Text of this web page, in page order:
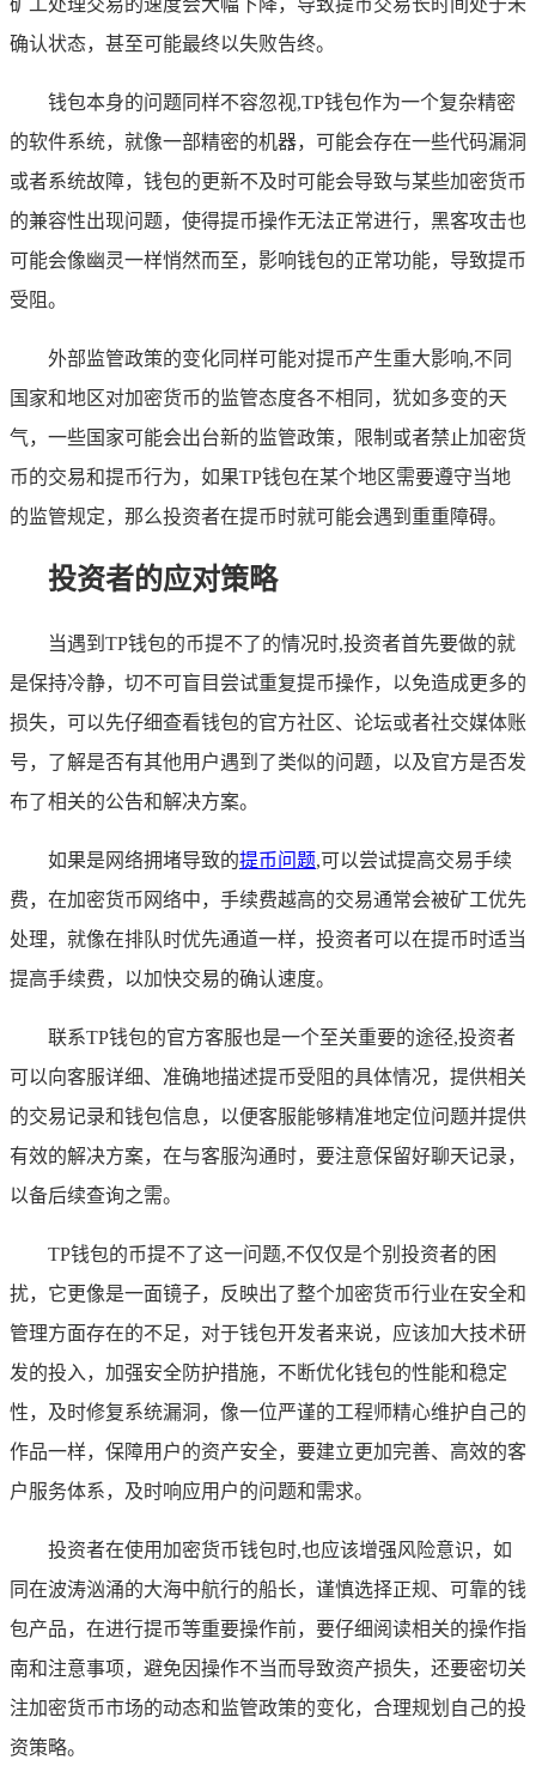
确认状态，甚至可能最终以失败告终。
钱包本身的问题同样不容忽视,TP钱包作为一个复杂精密
的软件系统，就像一部精密的机器，可能会存在一些代码漏洞
或者系统故障，钱包的更新不及时可能会导致与某些加密货币
的兼容性出现问题，使得提币操作无法正常进行，黑客攻击也
可能会像幽灵一样悄然而至，影响钱包的正常功能，导致提币
受阻。
外部监管政策的变化同样可能对提币产生重大影响,不同
国家和地区对加密货币的监管态度各不相同，犹如多变的天
气，一些国家可能会出台新的监管政策，限制或者禁止加密货
币的交易和提币行为，如果TP钱包在某个地区需要遵守当地
的监管规定，那么投资者在提币时就可能会遇到重重障碍。
投资者的应对策略
当遇到TP钱包的币提不了的情况时,投资者首先要做的就
是保持冷静，切不可盲目尝试重复提币操作，以免造成更多的
损失，可以先仔细查看钱包的官方社区、论坛或者社交媒体账
号，了解是否有其他用户遇到了类似的问题，以及官方是否发
布了相关的公告和解决方案。
如果是网络拥堵导致的提币问题,可以尝试提高交易手续
费，在加密货币网络中，手续费越高的交易通常会被矿工优先
处理，就像在排队时优先通道一样，投资者可以在提币时适当
提高手续费，以加快交易的确认速度。
联系TP钱包的官方客服也是一个至关重要的途径,投资者
可以向客服详细、准确地描述提币受阻的具体情况，提供相关
的交易记录和钱包信息，以便客服能够精准地定位问题并提供
有效的解决方案，在与客服沟通时，要注意保留好聊天记录，
以备后续查询之需。
TP钱包的币提不了这一问题,不仅仅是个别投资者的困
扰，它更像是一面镜子，反映出了整个加密货币行业在安全和
管理方面存在的不足，对于钱包开发者来说，应该加大技术研
发的投入，加强安全防护措施，不断优化钱包的性能和稳定
性，及时修复系统漏洞，像一位严谨的工程师精心维护自己的
作品一样，保障用户的资产安全，要建立更加完善、高效的客
户服务体系，及时响应用户的问题和需求。
投资者在使用加密货币钱包时,也应该增强风险意识，如
同在波涛汹涌的大海中航行的船长，谨慎选择正规、可靠的钱
包产品，在进行提币等重要操作前，要仔细阅读相关的操作指
南和注意事项，避免因操作不当而导致资产损失，还要密切关
注加密货币市场的动态和监管政策的变化，合理规划自己的投
资策略。